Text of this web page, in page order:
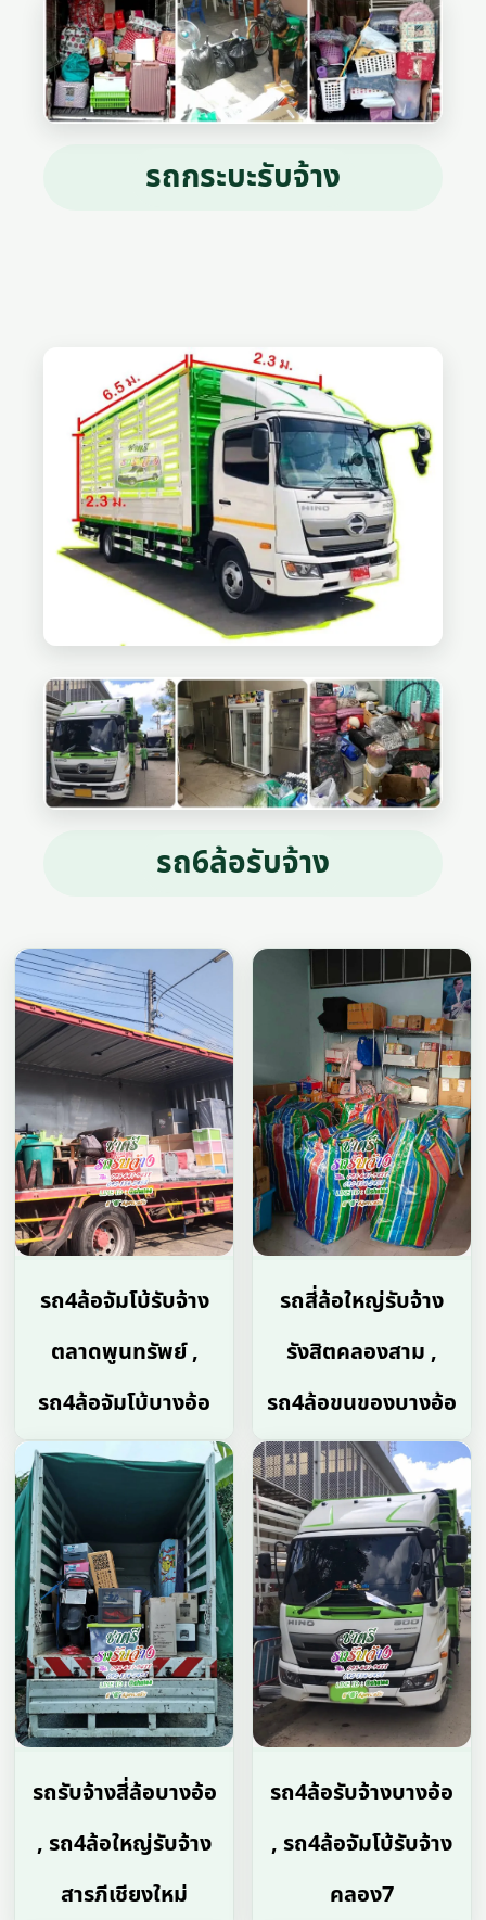
รถกระบะรับจ้าง
รถ6ล้อรับจ้าง
รถ4ล้อจัมโบ้รับจ้าง
ตลาดพูนทรัพย์ ,
รถ4ล้อจัมโบ้บางอ้อ
รถสี่ล้อใหญ่รับจ้าง
รังสิตคลองสาม ,
รถ4ล้อขนของบางอ้อ
รถรับจ้างสี่ล้อบางอ้อ
, รถ4ล้อใหญ่รับจ้าง
สารภีเชียงใหม่
รถ4ล้อรับจ้างบางอ้อ
, รถ4ล้อจัมโบ้รับจ้าง
คลอง7